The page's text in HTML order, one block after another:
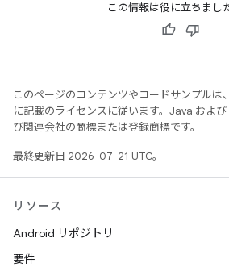
この情報は役に立ちまし
このページのコンテンツやコードサンプルは、
に記載のライセンスに従います。Java およ
び関連会社の商標または登録商標です。
最終更新日 2026-07-21 UTC。
リソース
Android リポジトリ
要件